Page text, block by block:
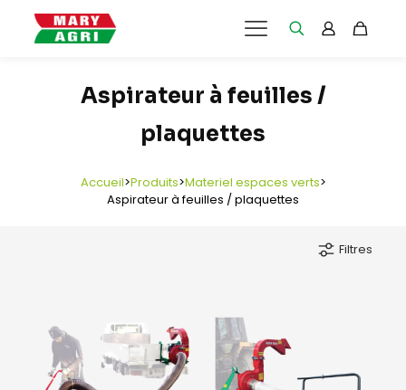
Aspirateur à feuilles /
plaquettes
Accueil>Produits>Materiel espaces verts>
Aspirateur à feuilles / plaquettes
Filtres